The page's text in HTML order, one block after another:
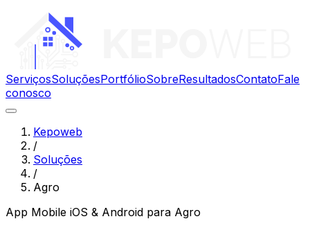
ServiçosSoluçõesPortfólioSobreResultadosContatoFale
conosco
Kepoweb
/
Soluções
/
Agro
App Mobile iOS & Android para Agro